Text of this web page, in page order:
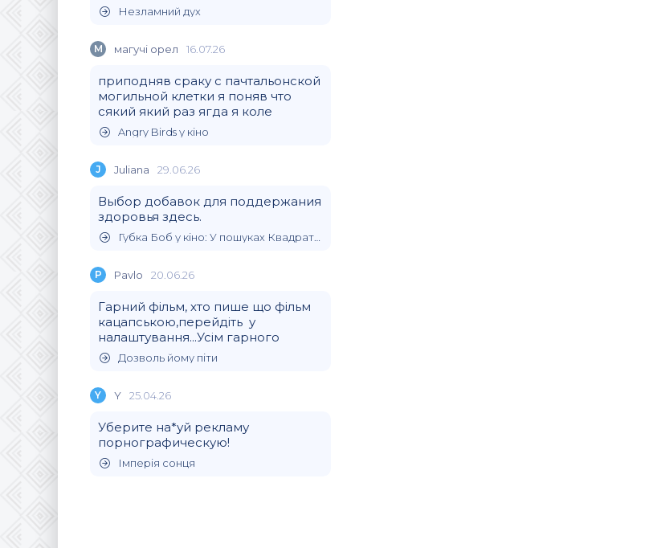
Незламний дух
М магучi орел 16.07.26
приподняв сраку с пачтальонской
могильной клетки я поняв что
сякий який раз ягда я коле
Angry Birds у кіно
J Juliana 29.06.26
Выбор добавок для поддержания
здоровья здесь.
Губка Боб у кіно: У пошуках Квадратних Штанів
P Pavlo 20.06.26
Гарний фільм, хто пише що фільм
кацапською,перейдіть у
налаштування...Усім гарного
Дозволь йому піти
Y Y 25.04.26
Уберите на*уй рекламу
порнографическую!
Імперія сонця